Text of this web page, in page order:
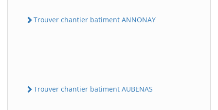
Trouver chantier batiment ANNONAY
Trouver chantier batiment AUBENAS